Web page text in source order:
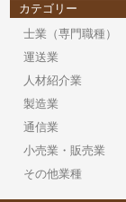
カテゴリー
士業（専門職種）
運送業
人材紹介業
製造業
通信業
小売業・販売業
その他業種